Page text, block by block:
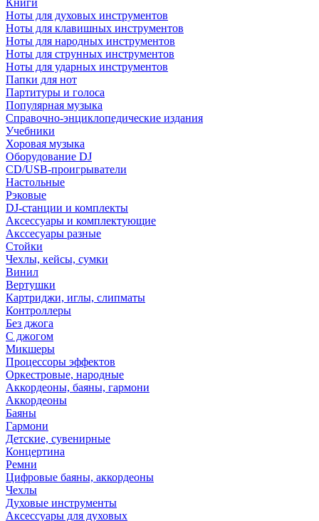
Книги
Ноты для духовых инструментов
Ноты для клавишных инструментов
Ноты для народных инструментов
Ноты для струнных инструментов
Ноты для ударных инструментов
Папки для нот
Партитуры и голоса
Популярная музыка
Справочно-энциклопедические издания
Учебники
Хоровая музыка
Оборудование DJ
CD/USB-проигрыватели
Настольные
Рэковые
DJ-станции и комплекты
Аксессуары и комплектующие
Акссесуары разные
Стойки
Чехлы, кейсы, сумки
Винил
Вертушки
Картриджи, иглы, слипматы
Контроллеры
Без джога
С джогом
Микшеры
Процессоры эффектов
Оркестровые, народные
Аккордеоны, баяны, гармони
Аккордеоны
Баяны
Гармони
Детские, сувенирные
Концертина
Ремни
Цифровые баяны, аккордеоны
Чехлы
Духовые инструменты
Аксессуары для духовых